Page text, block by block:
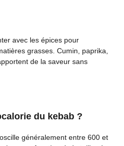
avec les épices pour
grasses. Cumin, paprika,
de la saveur sans
du kebab ?
généralement entre 600 et